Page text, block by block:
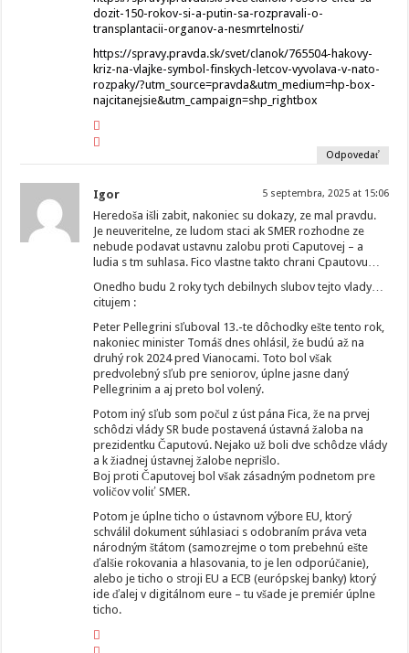
dozit-150-rokov-si-a-putin-sa-rozpravali-o-
transplantacii-organov-a-nesmrtelnosti/
https://spravy.pravda.sk/svet/clanok/765504-hakovy-
kriz-na-vlajke-symbol-finskych-letcov-vyvolava-v-nato-
rozpaky/?utm_source=pravda&utm_medium=hp-box-
najcitanejsie&utm_campaign=shp_rightbox
Odpovedať
Igor 5 septembra, 2025 at 15:06
Heredoša išli zabit, nakoniec su dokazy, ze mal pravdu.
Je neuveritelne, ze ludom staci ak SMER rozhodne ze
nebude podavat ustavnu zalobu proti Caputovej – a
ludia s tm suhlasa. Fico vlastne takto chrani Cpautovu…
Onedho budu 2 roky tych debilnych slubov tejto vlady…
citujem :
Peter Pellegrini sľuboval 13.-te dôchodky ešte tento rok,
nakoniec minister Tomáš dnes ohlásil, že budú až na
druhý rok 2024 pred Vianocami. Toto bol však
predvolebný sľub pre seniorov, úplne jasne daný
Pellegrinim a aj preto bol volený.
Potom iný sľub som počul z úst pána Fica, že na prvej
schôdzi vlády SR bude postavená ústavná žaloba na
prezidentku Čaputovú. Nejako už boli dve schôdze vlády
a k žiadnej ústavnej žalobe neprišlo.
Boj proti Čaputovej bol však zásadným podnetom pre
voličov voliť SMER.
Potom je úplne ticho o ústavnom výbore EU, ktorý
schválil dokument súhlasiaci s odobraním práva veta
národným štátom (samozrejme o tom prebehnú ešte
ďalšie rokovania a hlasovania, to je len odporúčanie),
alebo je ticho o stroji EU a ECB (európskej banky) ktorý
ide ďalej v digitálnom eure – tu všade je premiér úplne
ticho.